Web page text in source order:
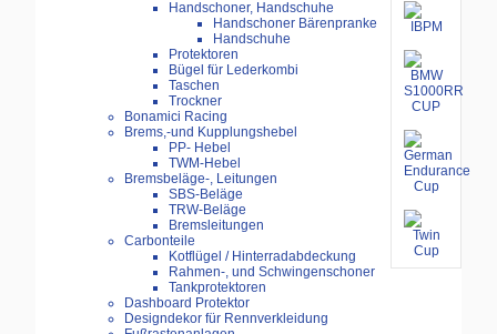
Handschoner, Handschuhe
Handschoner Bärenpranke
Handschuhe
Protektoren
Bügel für Lederkombi
Taschen
Trockner
Bonamici Racing
Brems,-und Kupplungshebel
PP- Hebel
TWM-Hebel
Bremsbeläge-, Leitungen
SBS-Beläge
TRW-Beläge
Bremsleitungen
Carbonteile
Kotflügel / Hinterradabdeckung
Rahmen-, und Schwingenschoner
Tankprotektoren
Dashboard Protektor
Designdekor für Rennverkleidung